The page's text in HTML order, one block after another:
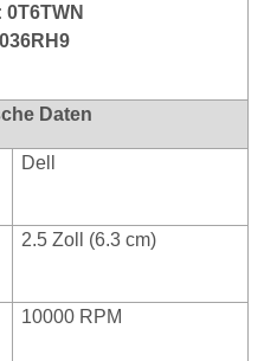
0T6TWN
Daten
Dell
2.5 Zoll (6.3 cm)
10000 RPM